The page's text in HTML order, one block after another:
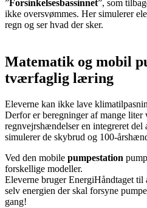
” Forsinkelsesbassinnet”, som
ikke oversvømmes. Hersimulerer
regn og ser hvad der sker.
Matematik og mobil
tværfaglig læring
Eleverne kan ikke lave
Derfor er beregninger af mange
regnvejrshændelser en integreret
simulerer de skybrud og 100-
Ved den mobile pumpestation
forskellige modeller.
Eleverne bruger EnergiHåndtaget til
selv energien der skal forsyne
gang!